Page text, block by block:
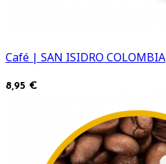
Café | SAN ISIDRO COLOMBIA
8,95 €